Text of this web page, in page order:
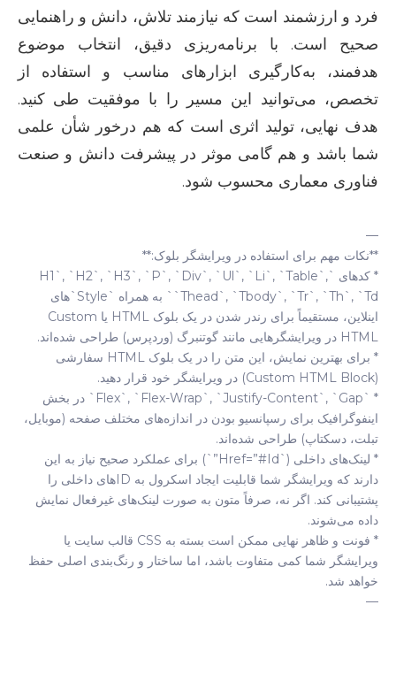
فرد و ارزشمند است که نیازمند تلاش، دانش و راهنمایی
صحیح است. با برنامه‌ریزی دقیق، انتخاب موضوع
هدفمند، به‌کارگیری ابزارهای مناسب و استفاده از
تخصص، می‌توانید این مسیر را با موفقیت طی کنید.
هدف نهایی، تولید اثری است که هم درخور شأن علمی
شما باشد و هم گامی موثر در پیشرفت دانش و صنعت
فناوری معماری محسوب شود.
—
**نکات مهم برای استفاده در ویرایشگر بلوک:**
* کدهای `h1`, `h2`, `h3`, `p`, `div`, `ul`, `li`, `table`,
`thead`, `tbody`, `tr`, `th`, `td` به همراه `style`های
اینلاین، مستقیماً برای رندر شدن در یک بلوک HTML یا Custom
HTML در ویرایشگرهایی مانند گوتنبرگ (وردپرس) طراحی شده‌اند.
* برای بهترین نمایش، این متن را در یک بلوک HTML سفارشی
(Custom HTML Block) در ویرایشگر خود قرار دهید.
* `flex`, `flex-Wrap`, `justify-Content`, `gap` در بخش
اینفوگرافیک برای رسپانسیو بودن در اندازه‌های مختلف صفحه (موبایل،
تبلت، دسکتاپ) طراحی شده‌اند.
* لینک‌های داخلی (`href=”#id”`) برای عملکرد صحیح نیاز به این
دارند که ویرایشگر شما قابلیت ایجاد اسکرول به IDهای داخلی را
پشتیبانی کند. اگر نه، صرفاً متون به صورت لینک‌های غیرفعال نمایش
داده می‌شوند.
* فونت و ظاهر نهایی ممکن است بسته به CSS قالب سایت یا
ویرایشگر شما کمی متفاوت باشد، اما ساختار و رنگ‌بندی اصلی حفظ
خواهد شد.
—